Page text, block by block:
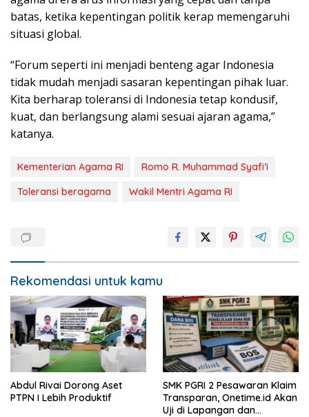
batas, ketika kepentingan politik kerap memengaruhi
situasi global.
“Forum seperti ini menjadi benteng agar Indonesia
tidak mudah menjadi sasaran kepentingan pihak luar.
Kita berharap toleransi di Indonesia tetap kondusif,
kuat, dan berlangsung alami sesuai ajaran agama,”
katanya.
Kementerian Agama RI
Romo R. Muhammad Syafi’i
Toleransi beragama
Wakil Mentri Agama RI
Rekomendasi untuk kamu
Abdul Rivai Dorong Aset
PTPN I Lebih Produktif
SMK PGRI 2 Pesawaran Klaim
Transparan, Onetime.id Akan
Uji di Lapangan dan